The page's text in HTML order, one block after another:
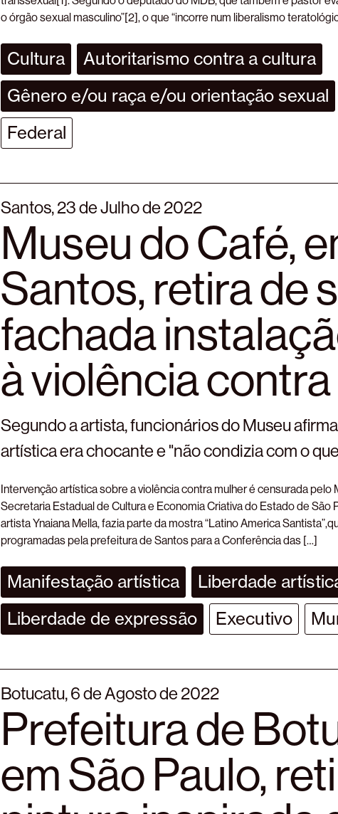
o órgão sexual masculino”[2], o que “incorre num liberalismo
Cultura
Autoritarismo contra a cultura
Gênero e/ou raça e/ou orientação sexual
Federal
Santos, 23 de Julho de 2022
Museu do Café,
Santos, retira de
fachada
à violência
Segundo a artista, funcionários do Museu
artística era chocante e "não condizia com o
Intervenção artística sobre a violência contra mulher é censurada
Secretaria Estadual de Cultura e Economia Criativa do Estado de São
artista Ynaiana Mella, fazia parte da mostra “Latino America
programadas pela prefeitura de Santos para a Conferência das […]
Manifestação artística
Liberdade
Liberdade de expressão
Executivo
Botucatu, 6 de Agosto de 2022
Prefeitura de
em São Paulo,